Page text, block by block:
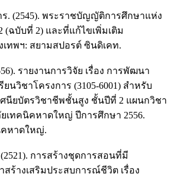
ร. (2545). พระราชบัญญัติการศึกษาแห่ง
(ฉบับที่ 2) และที่แก้ไขเพิ่มเติม
เทพฯ: สยามสปอรต์ ซินดิเคท.
รายงานการวิจัย เรื่อง การพัฒนา
ยนวิชาโครงการ (3105-6001) สำหรับ
นียบัตรวิชาชีพชั้นสูง ชั้นปีที่ 2 แผนกวิชา
เทคนิคหาดใหญ่ ปีการศึกษา 2556.
คหาดใหญ่.
การสร้างชุดการสอนที่มี
ร้างเสริมประสบการณ์ชีวิต เรื่อง